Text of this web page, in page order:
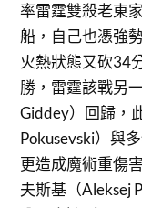
率雷霆雙殺老東
船，自己也憑強
火熱狀態又砍34
勝，雷霆該戰另
Giddey）回歸，
Pokusevski）與
更造成魔術重傷
夫斯基（Aleksej